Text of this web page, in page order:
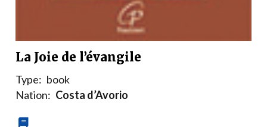
La Joie de l’évangile
Type: book
Nation: Costa d’Avorio